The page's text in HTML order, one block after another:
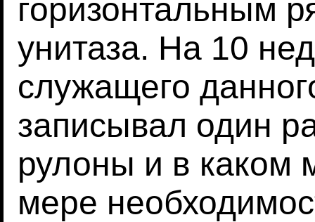
горизонтальным
унитаза. На 10
служащего
записывал один
рулоны и в каком
мере